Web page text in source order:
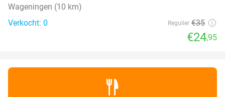
Wageningen (10 km)
Verkocht: 0
Regulier €35
€24,95